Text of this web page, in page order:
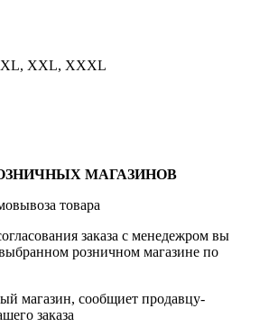
XL, XXL, XXXL
МАГАЗИНОВ
товара
заказа с менедежром вы
розничном магазине по
магазин, сообщиет продавцу-
заказа